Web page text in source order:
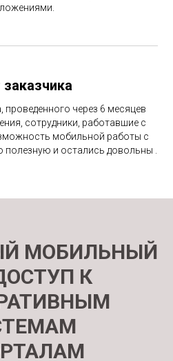
через 6 месяцев
сотрудники, работавшие с
мобильной работы с
и остались довольны .
МОБИЛЬНЫЙ
К